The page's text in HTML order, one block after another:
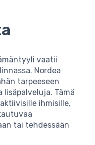
vaatii
Nordea
tarpeeseen
Tämä
ihmisille,
tai tehdessään